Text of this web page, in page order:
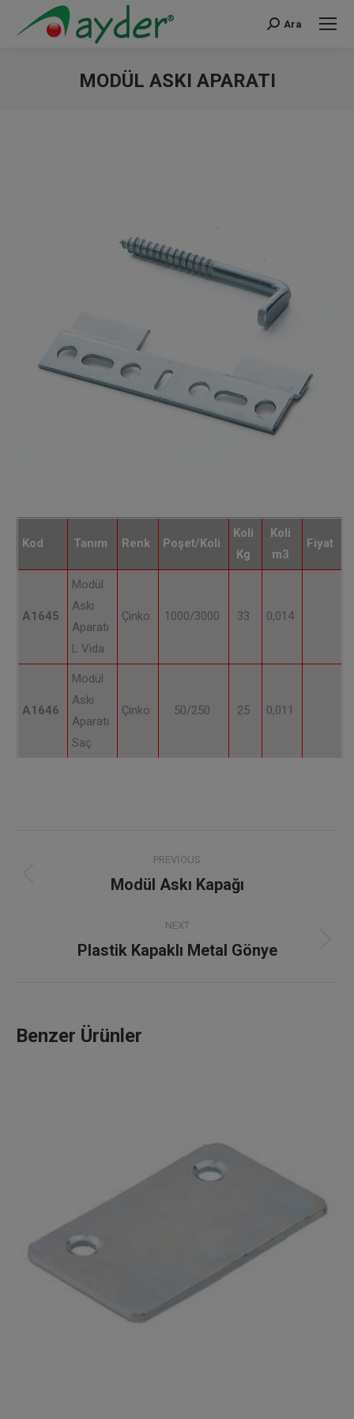
Search:
Ara
MODÜL ASKI APARATI
Kod Tanım Renk Poşet/Koli
Koli
Kg
Koli
m3
Fiyat
A1645
Modül
Askı
Aparatı
L Vida
Çinko 1000/3000 33 0,014
A1646
Modül
Askı
Aparatı
Saç
Çinko 50/250 25 0,011
navigation
PREVIOUS
Previous
Modül Askı Kapağı
NEXT
Next
Plastik Kapaklı Metal Gönye
Benzer Ürünler